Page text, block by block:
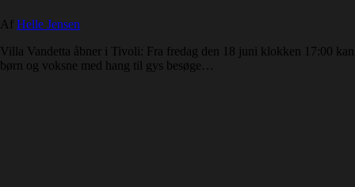
Af Helle Jensen
Villa Vandetta åbner i Tivoli: Fra fredag den 18 juni klokken 17:00 kan
børn og voksne med hang til gys besøge…